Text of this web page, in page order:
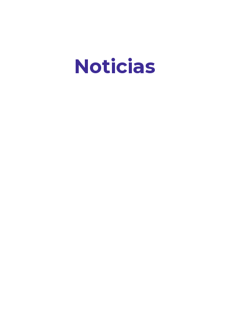
Noticias